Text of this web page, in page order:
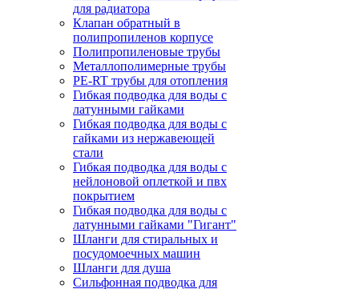
для радиатора
Клапан обратный в
полипропиленов корпусе
Полипропиленовые трубы
Металлополимерные трубы
PE-RT трубы для отопления
Гибкая подводка для воды с
латунными гайками
Гибкая подводка для воды с
гайками из нержавеющей
стали
Гибкая подводка для воды с
нейлоновой оплеткой и пвх
покрытием
Гибкая подводка для воды с
латунными гайками "Гигант"
Шланги для стиральных и
посудомоечных машин
Шланги для душа
Сильфонная подводка для